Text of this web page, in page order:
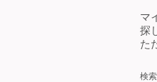
マ
探
た
検